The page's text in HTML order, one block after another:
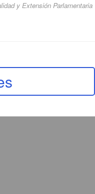
y Extensión Parlamentaria